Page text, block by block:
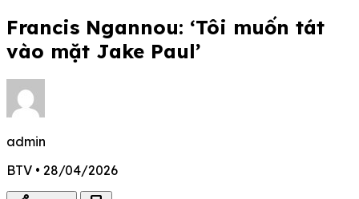
Francis Ngannou: ‘Tôi muốn tát
vào mặt Jake Paul’
admin
BTV • 28/04/2026